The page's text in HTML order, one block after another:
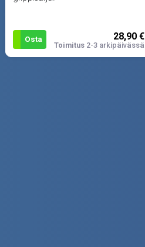
Osta 28,90 €
Toimitus 2-3 arkipäivässä